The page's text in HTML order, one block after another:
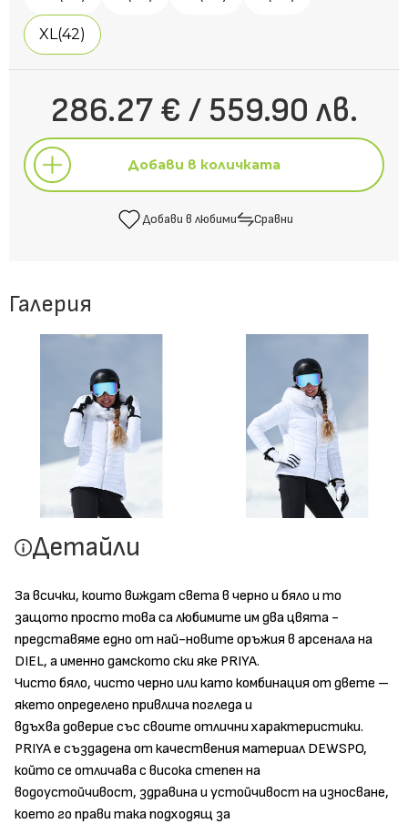
XL(42)
286.27 € / 559.90 лв.
Добави в количката
Добави в любими Сравни
Галерия
Детайли
За всички, които виждат света в черно и бяло и то
защото просто това са любимите им два цвята -
представяме едно от най-новите оръжия в арсенала на
DIEL, а именно дамското ски яке PRIYA.
Чисто бяло, чисто черно или като комбинация от двете –
якето определено привлича погледа и
вдъхва доверие със своите отлични характеристики.
PRIYA е създадена от качествения материал DEWSPO,
който се отличава с висока степен на
водоустойчивост, здравина и устойчивост на износване,
което го прави така подходящ за